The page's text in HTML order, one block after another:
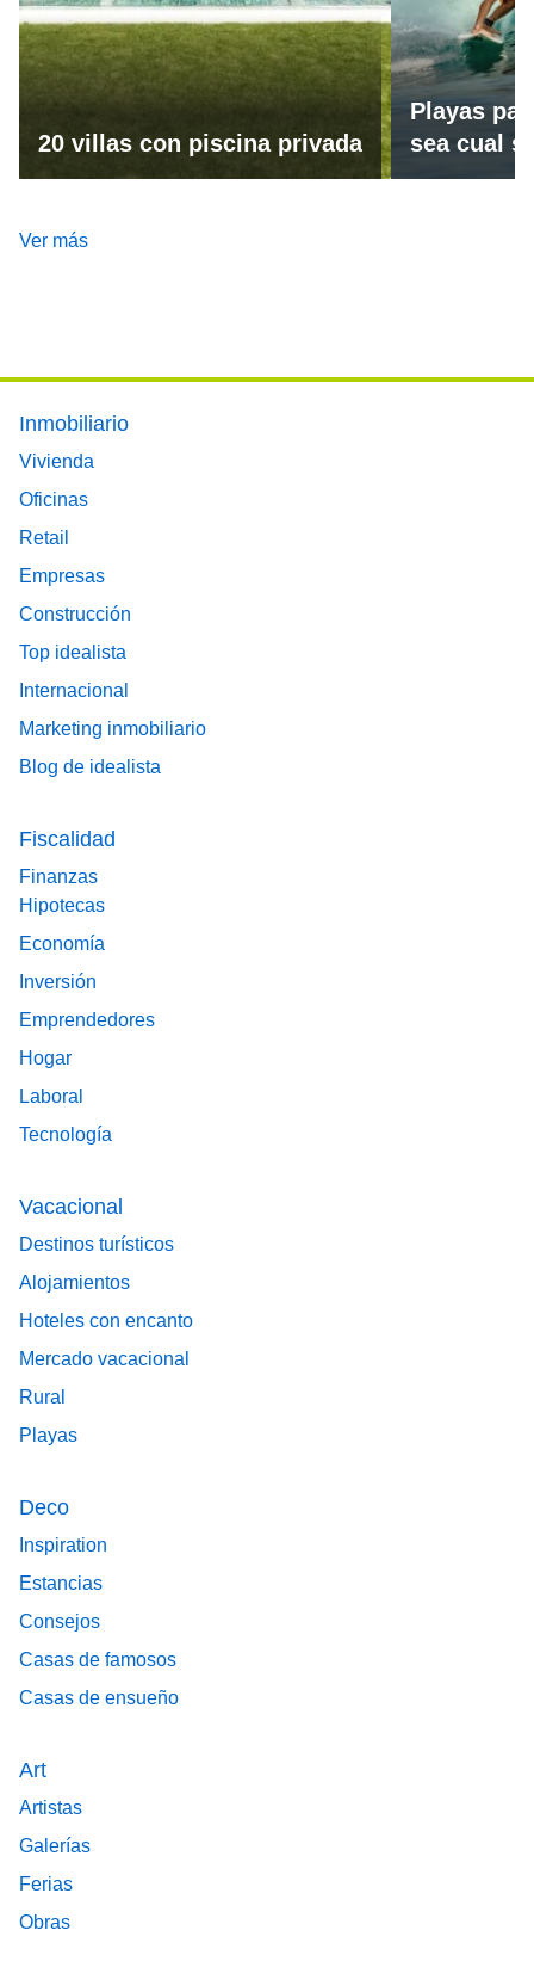
20 villas con piscina privada
Playas
sea cual
Ver más
Footer main menu
Inmobiliario
Vivienda
Oficinas
Retail
Empresas
Construcción
Top idealista
Internacional
Marketing inmobiliario
Blog de idealista
Fiscalidad
Finanzas
Hipotecas
Economía
Inversión
Emprendedores
Hogar
Laboral
Tecnología
Vacacional
Destinos turísticos
Alojamientos
Hoteles con encanto
Mercado vacacional
Rural
Playas
Deco
Inspiration
Estancias
Consejos
Casas de famosos
Casas de ensueño
Art
Artistas
Galerías
Ferias
Obras